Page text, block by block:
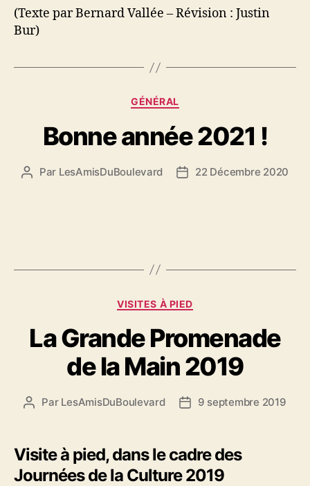
(Texte par Bernard Vallée – Révision : Justin
Bur)
Catégories
GÉNÉRAL
Bonne année 2021 !
Auteur
Par LesAmisDuBoulevard
Date22 Décembre 2020
Catégories
VISITES À PIED
La Grande Promenade
de la Main 2019
Auteur
Par LesAmisDuBoulevard
Date9 septembre 2019
Visite à pied, dans le cadre des
Journées de la Culture 2019